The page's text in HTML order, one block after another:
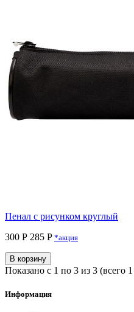
Пенал с рисунком круглый
300 Р 285 P *акция
В корзину
Показано с 1 по 3 из 3 (всего
Информация